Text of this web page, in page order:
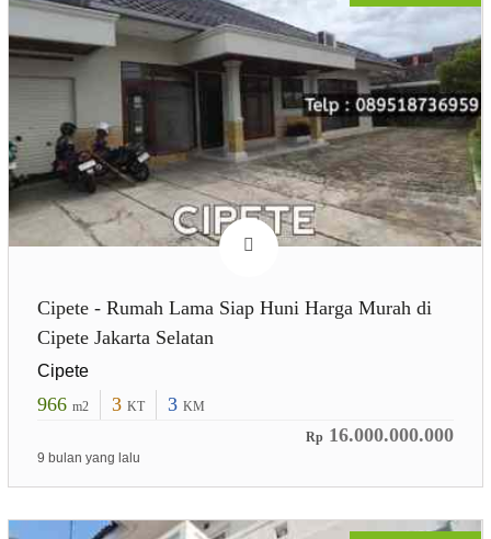
Cipete - Rumah Lama Siap Huni Harga Murah di
Cipete Jakarta Selatan
Cipete
966 m2 3 KT 3 KM
Rp 16.000.000.000
9 bulan yang lalu